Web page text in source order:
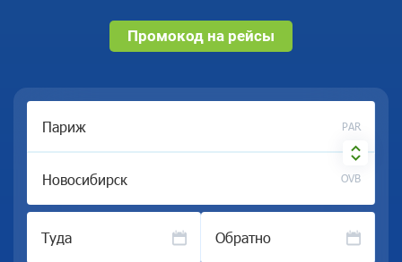
Промокод на рейсы
PAR
OVB
Туда Обратно